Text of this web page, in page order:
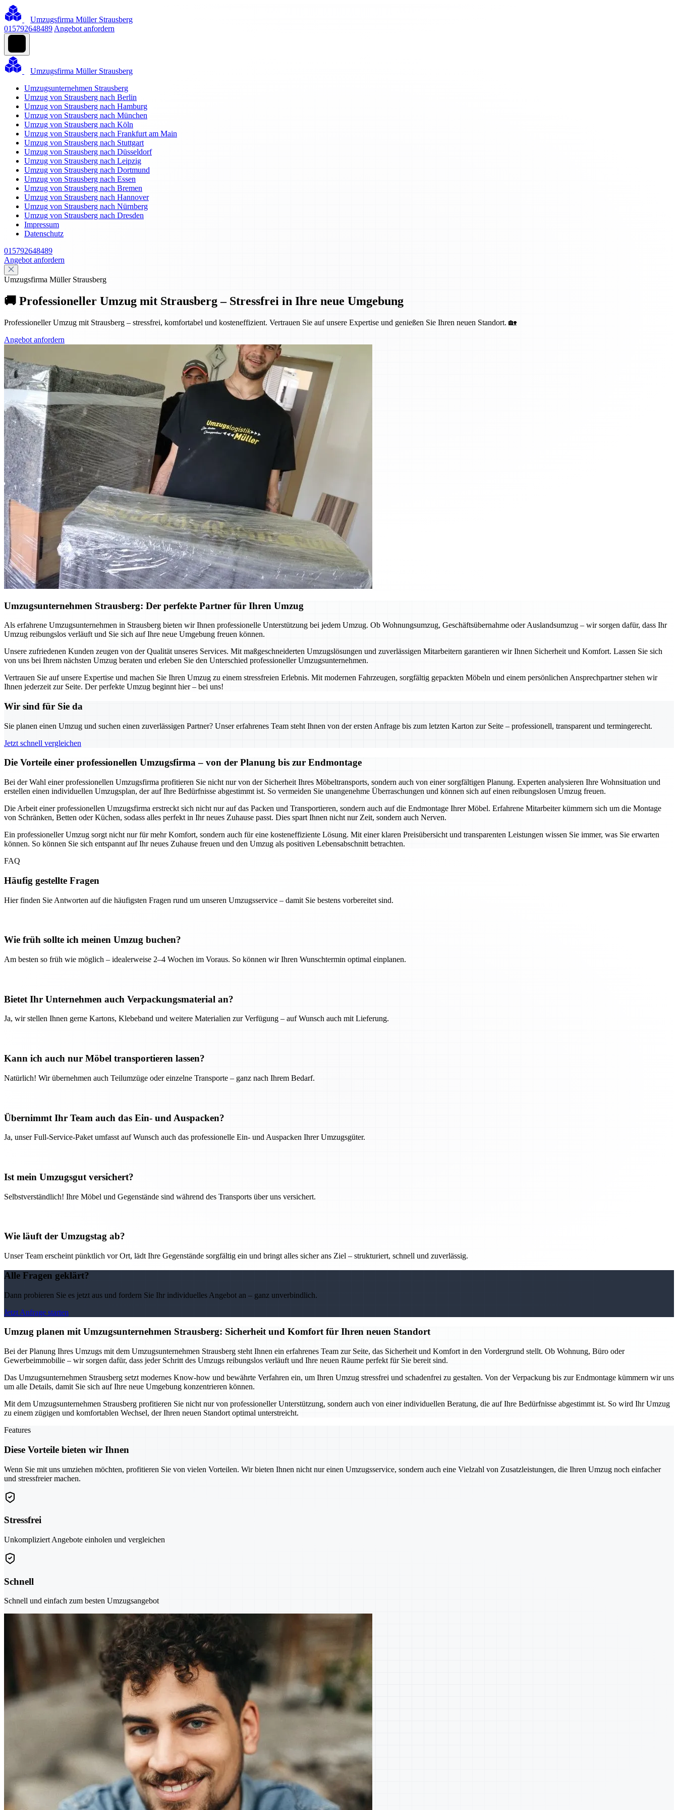
Umzugsfirma Müller Strausberg
015792648489 Angebot anfordern
Umzugsfirma Müller Strausberg
Umzugsunternehmen Strausberg
Umzug von Strausberg nach Berlin
Umzug von Strausberg nach Hamburg
Umzug von Strausberg nach München
Umzug von Strausberg nach Köln
Umzug von Strausberg nach Frankfurt am Main
Umzug von Strausberg nach Stuttgart
Umzug von Strausberg nach Düsseldorf
Umzug von Strausberg nach Leipzig
Umzug von Strausberg nach Dortmund
Umzug von Strausberg nach Essen
Umzug von Strausberg nach Bremen
Umzug von Strausberg nach Hannover
Umzug von Strausberg nach Nürnberg
Umzug von Strausberg nach Dresden
Impressum
Datenschutz
015792648489
Angebot anfordern
Umzugsfirma Müller Strausberg
🚚 Professioneller Umzug mit Strausberg – Stressfrei in Ihre neue Umgebung
Professioneller Umzug mit Strausberg – stressfrei, komfortabel und kosteneffizient. Vertrauen Sie auf unsere Expertise und genießen Sie Ihren neuen Standort. 🏡
Angebot anfordern
Umzugsunternehmen Strausberg: Der perfekte Partner für Ihren Umzug
Als erfahrene Umzugsunternehmen in Strausberg bieten wir Ihnen professionelle Unterstützung bei jedem Umzug. Ob Wohnungsumzug, Geschäftsübernahme oder Auslandsumzug – wir sorgen dafür, dass Ihr
Umzug reibungslos verläuft und Sie sich auf Ihre neue Umgebung freuen können.
Unsere zufriedenen Kunden zeugen von der Qualität unseres Services. Mit maßgeschneiderten Umzugslösungen und zuverlässigen Mitarbeitern garantieren wir Ihnen Sicherheit und Komfort. Lassen Sie sich
von uns bei Ihrem nächsten Umzug beraten und erleben Sie den Unterschied professioneller Umzugsunternehmen.
Vertrauen Sie auf unsere Expertise und machen Sie Ihren Umzug zu einem stressfreien Erlebnis. Mit modernen Fahrzeugen, sorgfältig gepackten Möbeln und einem persönlichen Ansprechpartner stehen wir
Ihnen jederzeit zur Seite. Der perfekte Umzug beginnt hier – bei uns!
Wir sind für Sie da
Sie planen einen Umzug und suchen einen zuverlässigen Partner? Unser erfahrenes Team steht Ihnen von der ersten Anfrage bis zum letzten Karton zur Seite – professionell, transparent und termingerecht.
Jetzt schnell vergleichen
Die Vorteile einer professionellen Umzugsfirma – von der Planung bis zur Endmontage
Bei der Wahl einer professionellen Umzugsfirma profitieren Sie nicht nur von der Sicherheit Ihres Möbeltransports, sondern auch von einer sorgfältigen Planung. Experten analysieren Ihre Wohnsituation und
erstellen einen individuellen Umzugsplan, der auf Ihre Bedürfnisse abgestimmt ist. So vermeiden Sie unangenehme Überraschungen und können sich auf einen reibungslosen Umzug freuen.
Die Arbeit einer professionellen Umzugsfirma erstreckt sich nicht nur auf das Packen und Transportieren, sondern auch auf die Endmontage Ihrer Möbel. Erfahrene Mitarbeiter kümmern sich um die Montage
von Schränken, Betten oder Küchen, sodass alles perfekt in Ihr neues Zuhause passt. Dies spart Ihnen nicht nur Zeit, sondern auch Nerven.
Ein professioneller Umzug sorgt nicht nur für mehr Komfort, sondern auch für eine kosteneffiziente Lösung. Mit einer klaren Preisübersicht und transparenten Leistungen wissen Sie immer, was Sie erwarten
können. So können Sie sich entspannt auf Ihr neues Zuhause freuen und den Umzug als positiven Lebensabschnitt betrachten.
FAQ
Häufig gestellte Fragen
Hier finden Sie Antworten auf die häufigsten Fragen rund um unseren Umzugsservice – damit Sie bestens vorbereitet sind.
Wie früh sollte ich meinen Umzug buchen?
Am besten so früh wie möglich – idealerweise 2–4 Wochen im Voraus. So können wir Ihren Wunschtermin optimal einplanen.
Bietet Ihr Unternehmen auch Verpackungsmaterial an?
Ja, wir stellen Ihnen gerne Kartons, Klebeband und weitere Materialien zur Verfügung – auf Wunsch auch mit Lieferung.
Kann ich auch nur Möbel transportieren lassen?
Natürlich! Wir übernehmen auch Teilumzüge oder einzelne Transporte – ganz nach Ihrem Bedarf.
Übernimmt Ihr Team auch das Ein- und Auspacken?
Ja, unser Full-Service-Paket umfasst auf Wunsch auch das professionelle Ein- und Auspacken Ihrer Umzugsgüter.
Ist mein Umzugsgut versichert?
Selbstverständlich! Ihre Möbel und Gegenstände sind während des Transports über uns versichert.
Wie läuft der Umzugstag ab?
Unser Team erscheint pünktlich vor Ort, lädt Ihre Gegenstände sorgfältig ein und bringt alles sicher ans Ziel – strukturiert, schnell und zuverlässig.
Alle Fragen geklärt?
Dann probieren Sie es jetzt aus und fordern Sie Ihr individuelles Angebot an – ganz unverbindlich.
Jetzt Anfrage starten
Umzug planen mit Umzugsunternehmen Strausberg: Sicherheit und Komfort für Ihren neuen Standort
Bei der Planung Ihres Umzugs mit dem Umzugsunternehmen Strausberg steht Ihnen ein erfahrenes Team zur Seite, das Sicherheit und Komfort in den Vordergrund stellt. Ob Wohnung, Büro oder
Gewerbeimmobilie – wir sorgen dafür, dass jeder Schritt des Umzugs reibungslos verläuft und Ihre neuen Räume perfekt für Sie bereit sind.
Das Umzugsunternehmen Strausberg setzt modernes Know-how und bewährte Verfahren ein, um Ihren Umzug stressfrei und schadenfrei zu gestalten. Von der Verpackung bis zur Endmontage kümmern wir uns
um alle Details, damit Sie sich auf Ihre neue Umgebung konzentrieren können.
Mit dem Umzugsunternehmen Strausberg profitieren Sie nicht nur von professioneller Unterstützung, sondern auch von einer individuellen Beratung, die auf Ihre Bedürfnisse abgestimmt ist. So wird Ihr Umzug
zu einem zügigen und komfortablen Wechsel, der Ihren neuen Standort optimal unterstreicht.
Features
Diese Vorteile bieten wir Ihnen
Wenn Sie mit uns umziehen möchten, profitieren Sie von vielen Vorteilen. Wir bieten Ihnen nicht nur einen Umzugsservice, sondern auch eine Vielzahl von Zusatzleistungen, die Ihren Umzug noch einfacher
und stressfreier machen.
Stressfrei
Unkompliziert Angebote einholen und vergleichen
Schnell
Schnell und einfach zum besten Umzugsangebot